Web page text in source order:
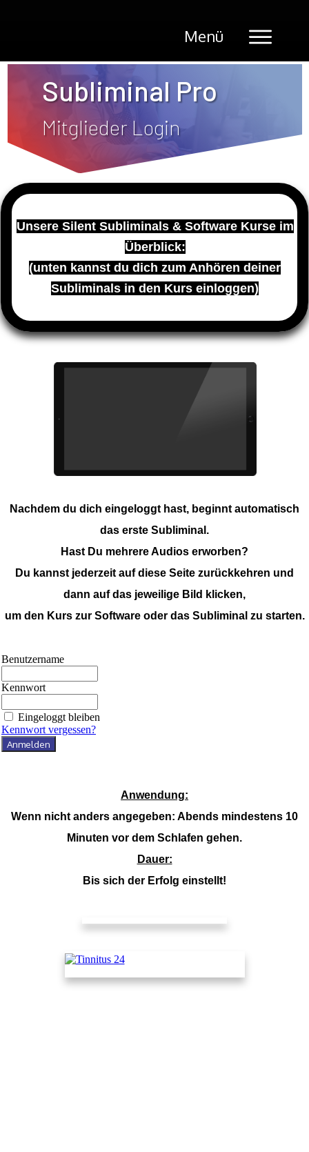
Menü
Subliminal Pro
Mitglieder Login
Unsere Silent Subliminals & Software Kurse im
Überblick:
(unten kannst du dich zum Anhören deiner
Subliminals in den Kurs einloggen)
Nachdem du dich eingeloggt hast, beginnt automatisch
das erste Subliminal.
Hast Du mehrere Audios erworben?
Du kannst jederzeit auf diese Seite zurückkehren und
dann auf das jeweilige Bild klicken,
um den Kurs zur Software oder das Subliminal zu starten.
Benutzername
Kennwort
Eingeloggt bleiben
Kennwort vergessen?
Anwendung:
Wenn nicht anders angegeben: Abends mindestens 10
Minuten vor dem Schlafen gehen.
Dauer:
Bis sich der Erfolg einstellt!